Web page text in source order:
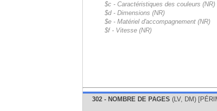
$c - Caractéristiques des couleurs (NR)
$d - Dimensions (NR)
$e - Matériel d'accompagnement (NR)
$f - Vitesse (NR)
302 - NOMBRE DE PAGES (LV, DM)